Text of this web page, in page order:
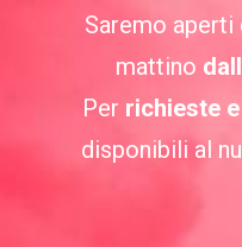
Saremo aperti
mattino
Per richieste
disponibili al